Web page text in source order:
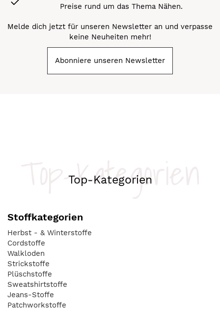
Preise rund um das Thema Nähen.
Melde dich jetzt für unseren Newsletter an und verpasse
keine Neuheiten mehr!
Abonniere unseren Newsletter
Top-Kategorien
Top-Kategorien
Stoffkategorien
Herbst - & Winterstoffe
Cordstoffe
Walkloden
Strickstoffe
Plüschstoffe
Sweatshirtstoffe
Jeans-Stoffe
Patchworkstoffe